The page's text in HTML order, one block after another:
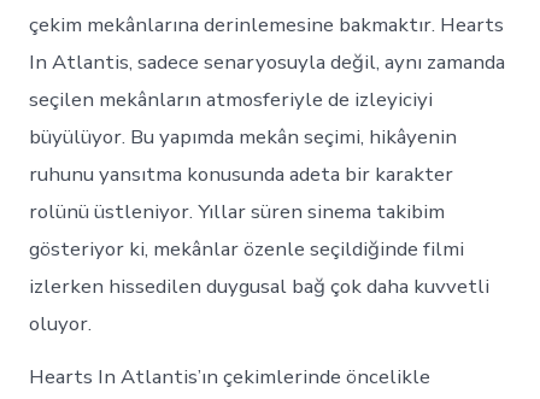
çekim mekânlarına derinlemesine bakmaktır. Hearts
In Atlantis, sadece senaryosuyla değil, aynı zamanda
seçilen mekânların atmosferiyle de izleyiciyi
büyülüyor. Bu yapımda mekân seçimi, hikâyenin
ruhunu yansıtma konusunda adeta bir karakter
rolünü üstleniyor. Yıllar süren sinema takibim
gösteriyor ki, mekânlar özenle seçildiğinde filmi
izlerken hissedilen duygusal bağ çok daha kuvvetli
oluyor.
Hearts In Atlantis’ın çekimlerinde öncelikle